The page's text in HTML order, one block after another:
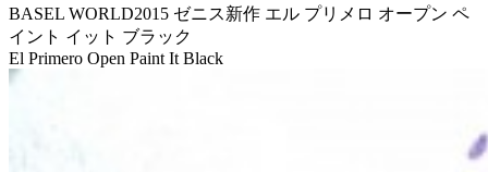
BASEL WORLD2015 ゼニス新作 エル プリメロ オープン ペ
イント イット ブラック
El Primero Open Paint It Black